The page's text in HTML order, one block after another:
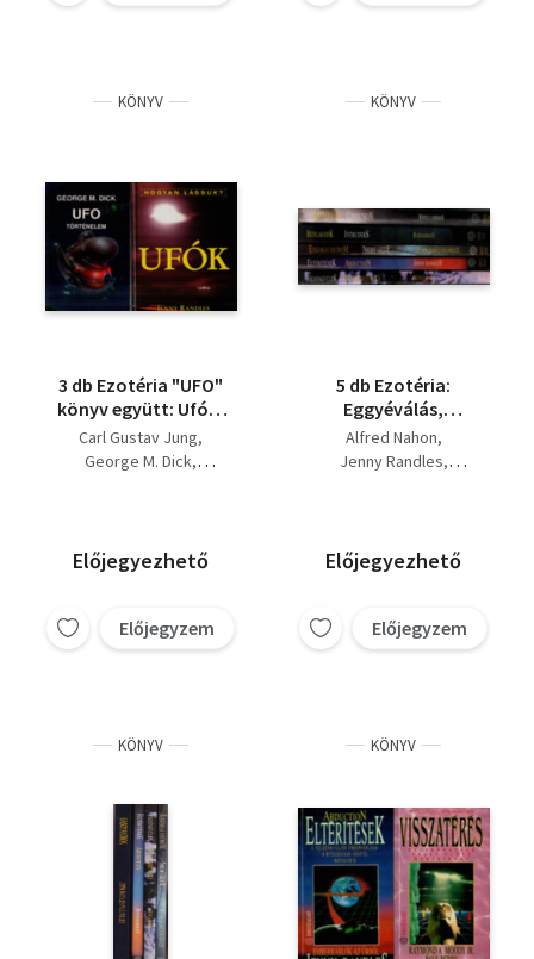
KÖNYV
3 db Ezotéria "UFO"
könyv együtt: Ufók,
UFO történelem,
Titokzatos jelek az
Carl Gustav Jung
George M. Dick
Előjegyezhető
Előjegyzem
KÖNYV
5 db Ezotéria:
Eggyéválás,
Betolakodók, Éjszakai
ostrom, Eltérítések,
Alfred Nahon
Jenny Randles
Előjegyezhető
Előjegyzem
KÖNYV KÖNYV